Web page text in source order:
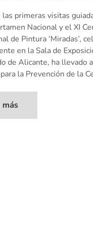
primeras visitas
Nacional y el XI
de Pintura ‘Miradas’,
en la Sala de
de Alicante, ha llevado
la Prevención de la
más